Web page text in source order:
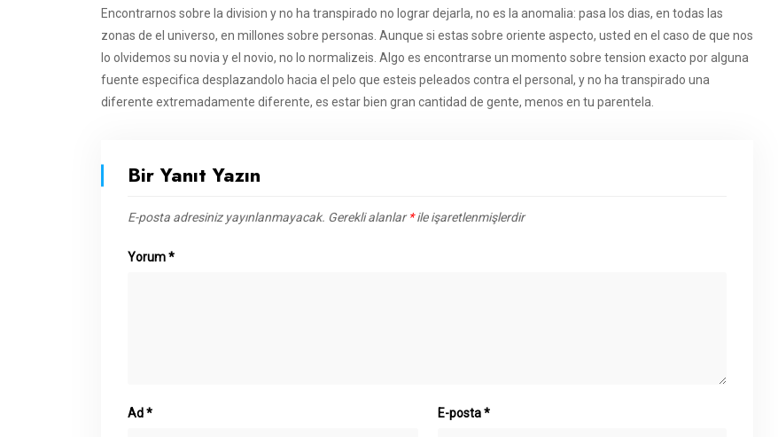
Encontrarnos sobre la division y no ha transpirado no lograr dejarla, no es la anomalia: pasa los dias, en todas las
zonas de el universo, en millones sobre personas. Aunque si estas sobre oriente aspecto, usted en el caso de que nos
lo olvidemos su novia y el novio, no lo normalizeis. Algo es encontrarse un momento sobre tension exacto por alguna
fuente especi­fica desplazandolo hacia el pelo que esteis peleados contra el personal, y no ha transpirado una
diferente extremadamente diferente, es estar bien gran cantidad de gente, menos en tu parentela.
Bir Yanıt Yazın
E-posta adresiniz yayınlanmayacak. Gerekli alanlar*ile işaretlenmişlerdir
Yorum*
Ad* E-posta*